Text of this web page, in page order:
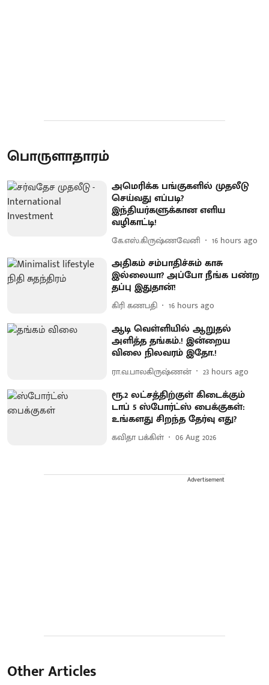
பொருளாதாரம்
அமெரிக்க பங்குகளில் முதலீடு
செய்வது எப்படி?
இந்தியர்களுக்கான எளிய
வழிகாட்டி!
கே.எஸ்.கிருஷ்ணவேனி 16 hours ago
அதிகம் சம்பாதிச்சும் காசு
இல்லையா? அப்போ நீங்க பண்ற
தப்பு இதுதான்!
கிரி கணபதி 16 hours ago
ஆடி வெள்ளியில் ஆறுதல்
அளித்த தங்கம்.! இன்றைய
விலை நிலவரம் இதோ.!
ரா.வ.பாலகிருஷ்ணன் 23 hours ago
ரூ.2 லட்சத்திற்குள் கிடைக்கும்
டாப் 5 ஸ்போர்ட்ஸ் பைக்குகள்:
உங்களது சிறந்த தேர்வு எது?
கவிதா பக்கிள் 06 Aug 2026
Advertisement
Other Articles